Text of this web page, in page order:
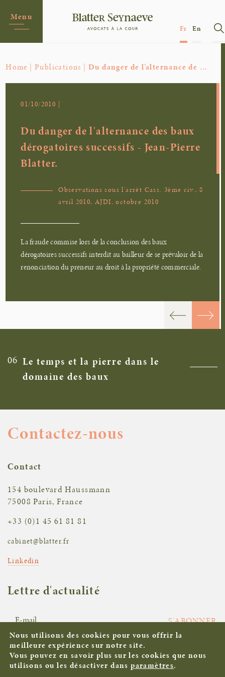
Menu
Fr En
Home | Publications | Du danger de l’alternance de …
01/10/2010 |
Du danger de l'alternance des baux
dérogatoires successifs - Jean-Pierre
Blatter.
Observations sous l'arrêt Cass. 3ème civ., 8
avril 2010, AJDI, octobre 2010
La fraude commise lors de la conclusion des baux
dérogatoires successifs interdit au bailleur de se prévaloir de la
renonciation du preneur au droit à la propriété commerciale.
06 Le temps et la pierre dans le
domaine des baux
Contactez-nous
Contact
154 boulevard Haussmann
75008 Paris, France
+33 (0)1 45 61 81 81
cabinet@blatter.fr
Linkedin
Lettre d'actualité
S'ABONNER
Mentions légales
Nous utilisons des cookies pour vous offrir la
meilleure expérience sur notre site.
Vous pouvez en savoir plus sur les cookies que nous
utilisons ou les désactiver dansparamètres.